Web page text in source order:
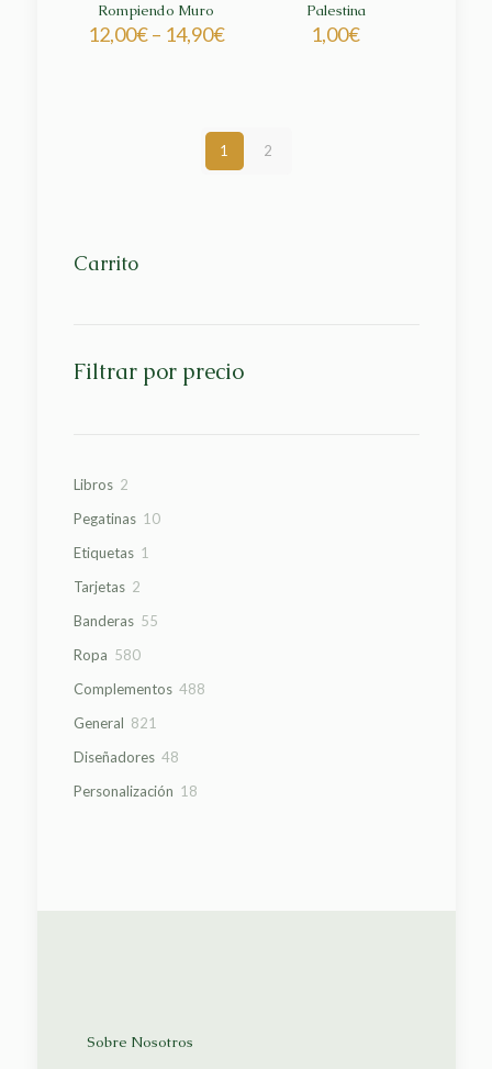
Rompiendo Muro
12,00€– 14,90€
Palestina
1,00€
1 2
Carrito
Filtrar por precio
Libros 22
Pegatinas 1010
Etiquetas 1
Tarjetas 22
Banderas 5555
Ropa 580580
Complementos 488488
General 821
Diseñadores 4848
Personalización 1818
Sobre Nosotros